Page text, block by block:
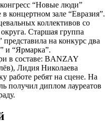
“Новые люди”
концертном зале “Евразия”.
коллективов со
Старшая группа
на конкурс два
и “Ярмарка”.
в составе: BANZAY
Лидия Николаева
работе ребят на сцене. На
получил диплом лауреатов